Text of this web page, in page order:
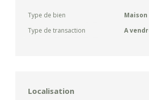
Type de bien
Maison
Type de transaction
A
Localisation